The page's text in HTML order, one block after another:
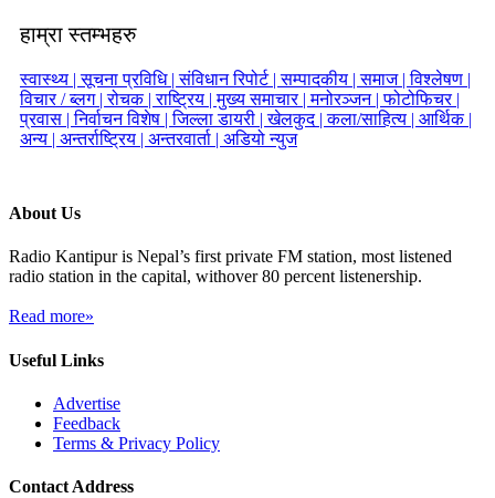
हाम्रा स्तम्भहरु
स्वास्थ्य |सूचना प्रविधि |संविधान रिपोर्ट |सम्पादकीय |समाज |विश्लेषण |
विचार / ब्लग |रोचक |राष्ट्रिय |मुख्य समाचार |मनोरञ्जन |फोटोफिचर |
प्रवास |निर्वाचन विशेष |जिल्ला डायरी |खेलकुद |कला/साहित्य | आर्थिक |
अन्य | अन्तर्राष्ट्रिय | अन्तरवार्ता | अडियो न्युज
About Us
Radio Kantipur is Nepal’s first private FM station, most listened
radio station in the capital, withover 80 percent listenership.
Read more»
Useful Links
Advertise
Feedback
Terms & Privacy Policy
Contact Address